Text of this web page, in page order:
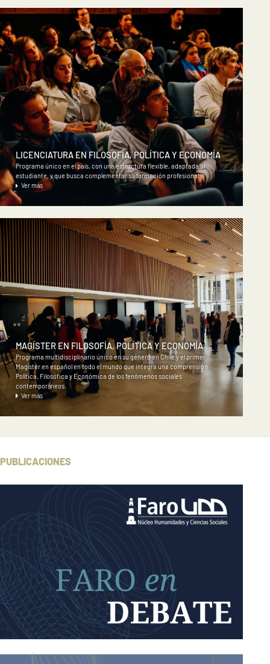
LICENCIATURA EN FILOSOFÍA, POLÍTICA Y ECONOMÍA
Programa único en el país, con una estructura flexible, adaptada al
estudiante, y que busca complementar su formación profesional.
Ver más
MAGÍSTER EN FILOSOFÍA, POLÍTICA Y ECONOMÍA
Programa multidisciplinario único en su género en Chile y el primer
Magíster en español en todo el mundo que integra una comprensión
Política, Filosófica y Económica de los fenómenos sociales
contemporáneos.
Ver más
PUBLICACIONES